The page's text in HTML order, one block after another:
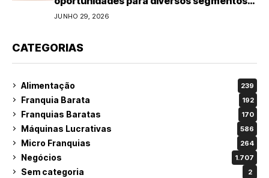
do varejo
JUNHO 29, 2026
CATEGORIAS
Alimentação 239
Franquia Barata 192
Franquias Baratas 170
Máquinas Lucrativas 586
Micro Franquias 264
Negócios 1.707
Sem categoria 2